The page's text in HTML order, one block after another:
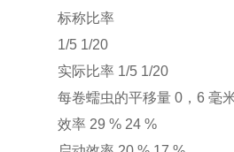
标称比率
1/5 1/20
实际比率 1/5 1/20
每卷蠕虫的平移量 0，6 毫米
效率 29 % 24 %